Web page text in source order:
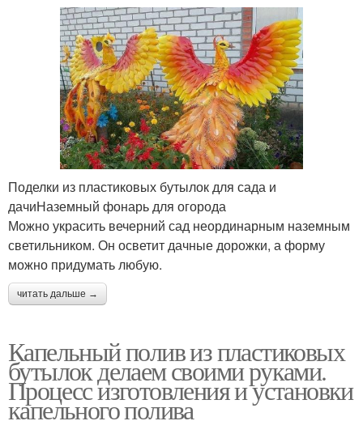
Поделки из пластиковых бутылок для сада и
дачиНаземный фонарь для огорода
Можно украсить вечерний сад неординарным наземным
светильником. Он осветит дачные дорожки, а форму
можно придумать любую.
читать дальше →
Капельный полив из пластиковых
бутылок делаем своими руками.
Процесс изготовления и установки
капельного полива